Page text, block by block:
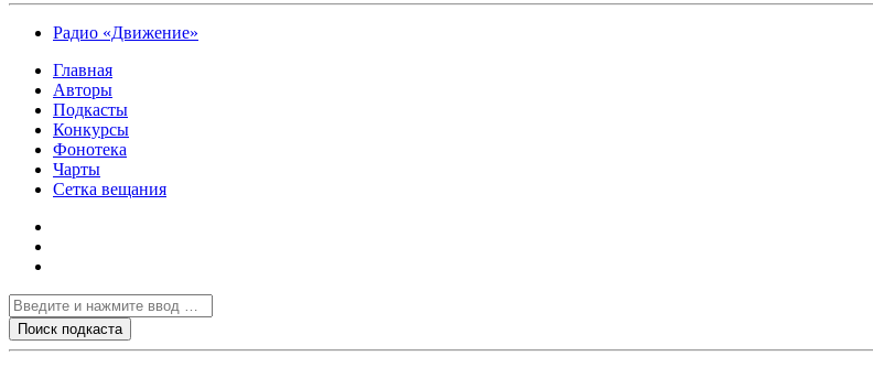
Радио «Движение»
Главная
Авторы
Подкасты
Конкурсы
Фонотека
Чарты
Сетка вещания